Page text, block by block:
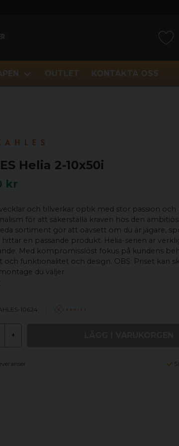
OUTLET KONTAKTA OSS
Helia 2-10x50i
kr
och tillverkar optik med stor passion och
för att säkerställa kraven hos den
sortiment gör att oavsett om du är jägare,
en passande produkt. Helia-serien är
Med kompromisslöst fokus på kundens
och funktionalitet och design. OBS: Priset kan
du väljer
10624
+